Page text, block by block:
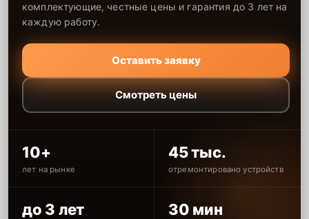
комплектующие, честные цены и гарантия до 3 лет на
каждую работу.
Оставить заявку
Смотреть цены
10+
лет на рынке
45 тыс.
отремонтировано устройств
до 3 лет 30 мин